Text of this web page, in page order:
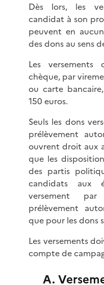
Dès lors, les
candidat à son
peuvent en
des dons au sens
Les
chèque, par
ou carte
150 euros.
Seuls les dons
prélèvement
ouvrent droit aux
que les
des partis
candidats aux
versement
prélèvement
que pour les dons
Les versements
compte de
A.